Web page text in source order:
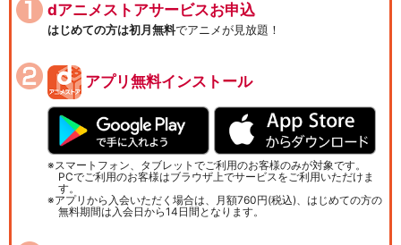
dアニメストアサービスお申込
はじめての方は初月無料でアニメが見放題！
アプリ無料インストール
スマートフォン、タブレットでご利用のお客様のみが対象です。
PCでご利用のお客様はブラウザ上でサービスをご利用いただけま
す。
アプリから入会いただく場合は、月額760円(税込)、はじめての方の
無料期間は入会日から14日間となります。